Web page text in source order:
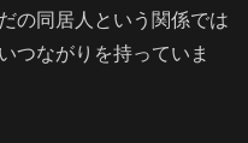
の同居人という関係では
つながりを持っていま